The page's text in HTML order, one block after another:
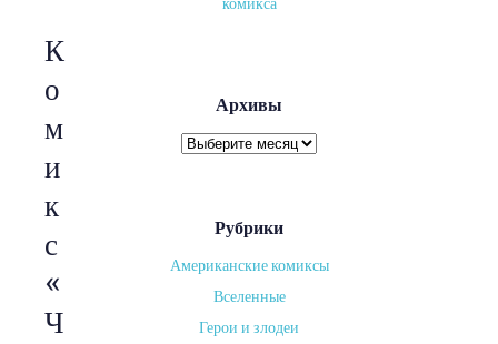
К
о
м
и
к
с
«
Ч
комикса
Архивы
Архивы
Рубрики
Американские комиксы
Вселенные
Герои и злодеи